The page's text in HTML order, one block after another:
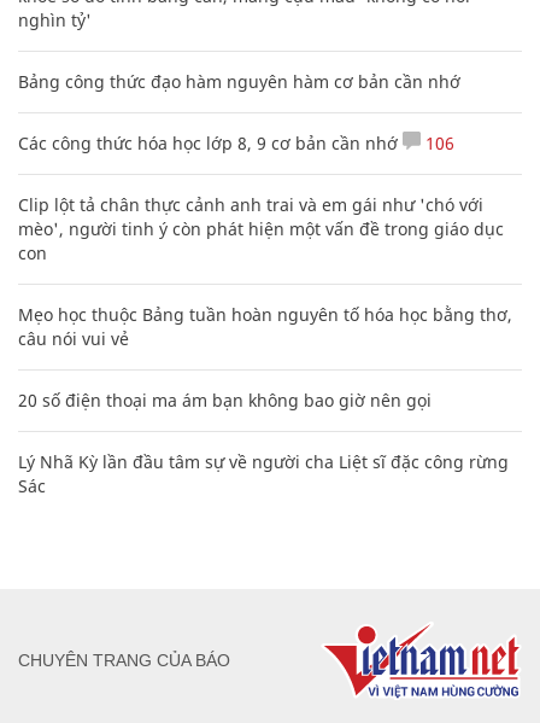
nghìn tỷ'
Bảng công thức đạo hàm nguyên hàm cơ bản cần nhớ
Các công thức hóa học lớp 8, 9 cơ bản cần nhớ 106
Clip lột tả chân thực cảnh anh trai và em gái như 'chó với
mèo', người tinh ý còn phát hiện một vấn đề trong giáo dục
con
Mẹo học thuộc Bảng tuần hoàn nguyên tố hóa học bằng thơ,
câu nói vui vẻ
20 số điện thoại ma ám bạn không bao giờ nên gọi
Lý Nhã Kỳ lần đầu tâm sự về người cha Liệt sĩ đặc công rừng
Sác
CHUYÊN TRANG CỦA BÁO